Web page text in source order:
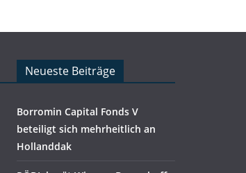
Neueste Beiträge
Borromin Capital Fonds V
beteiligt sich mehrheitlich an
Hollanddak